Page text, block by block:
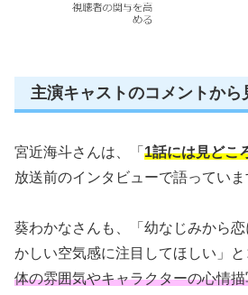
主演キャストのコメントから
宮近海斗さんは、「 1話には見どこ
放送前のインタビューで語っていま
葵わかなさんも、「幼なじみから
かしい空気感に注目してほしい」と
体の雰囲気やキャラクターの心情描